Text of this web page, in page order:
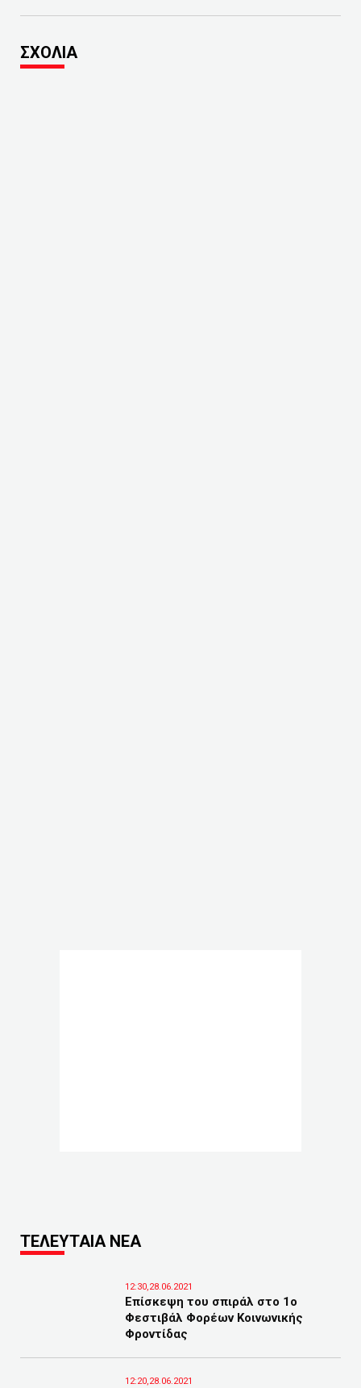
ΣΧΟΛΙΑ
ΤΕΛΕΥΤΑΙΑ ΝΕΑ
12:30,28.06.2021
Επίσκεψη του σπιράλ στο 1ο
Φεστιβάλ Φορέων Κοινωνικής
Φροντίδας
12:20,28.06.2021